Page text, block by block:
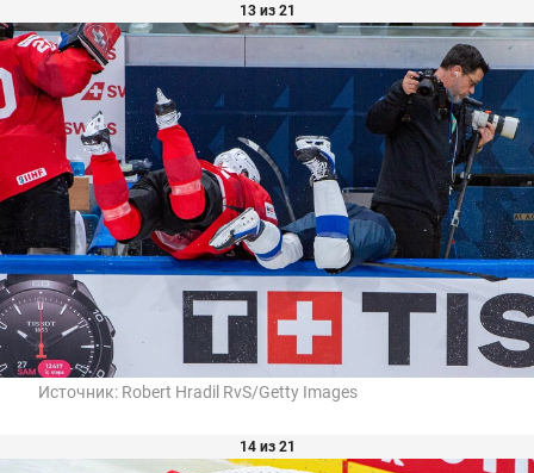
13 из 21
Источник: Robert Hradil RvS/Getty Images
14 из 21